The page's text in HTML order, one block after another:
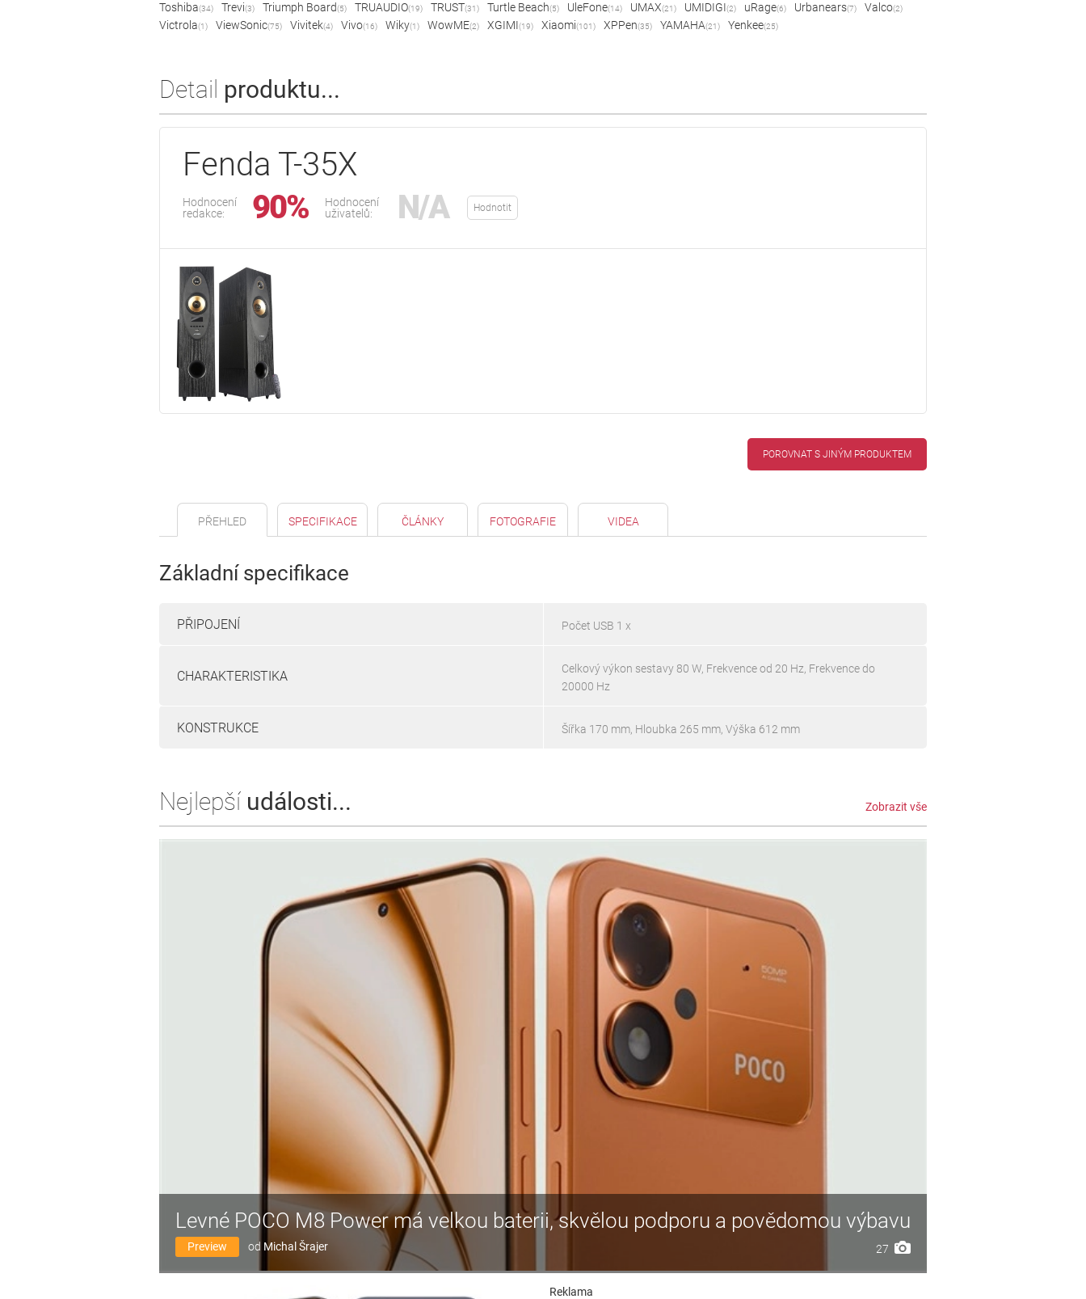
Toshiba(34) Trevi(3) Triumph Board(5) TRUAUDIO(19) TRUST(31) Turtle Beach(5) UleFone(14) UMAX(21) UMIDIGI(2) uRage(6) Urbanears(7) Valco(2)
Victrola(1) ViewSonic(75) Vivitek(4) Vivo(16) Wiky(1) WowME(2) XGIMI(19) Xiaomi(101) XPPen(35) YAMAHA(21) Yenkee(25)
Detail produktu...
Fenda T-35X
Hodnocení
redakce:
90%
Hodnocení
uživatelů:
N/A Hodnotit
POROVNAT S JINÝM PRODUKTEM
PŘEHLED SPECIFIKACE ČLÁNKY FOTOGRAFIE VIDEA
Základní specifikace
PŘIPOJENÍ Počet USB 1 x
CHARAKTERISTIKA
Celkový výkon sestavy 80 W, Frekvence od 20 Hz, Frekvence do
20000 Hz
KONSTRUKCE Šířka 170 mm, Hloubka 265 mm, Výška 612 mm
Nejlepší události... Zobrazit vše
Levné POCO M8 Power má velkou baterii, skvělou podporu a povědomou výbavu
Preview od Michal Šrajer 27
Reklama